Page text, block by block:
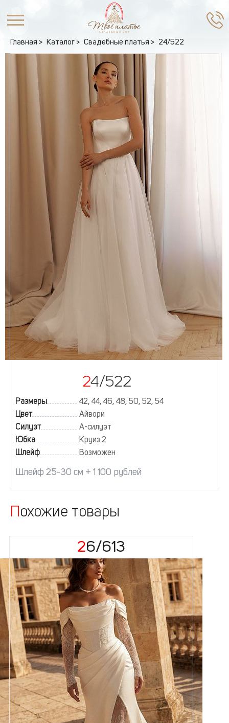
Главная Каталог Свадебные платья 24/522
24/522
Размеры
42, 44, 46, 48, 50, 52, 54
Цвет
Айвори
Силуэт
А-силуэт
Юбка
Круиз 2
Шлейф
Возможен
Шлейф 25-30 см + 1 100 рублей
Похожие товары
26/613
Размеры
42, 44, 46, 48, 50, 52, 54, 56,